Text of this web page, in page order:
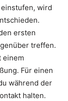
wird
ersten
treffen.
einem
Für einen
während der
halten.